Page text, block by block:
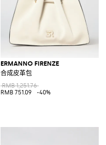
ERMANNO FIRENZE
合成皮革包
RMB 1,251.76
RMB 751.09
-40%